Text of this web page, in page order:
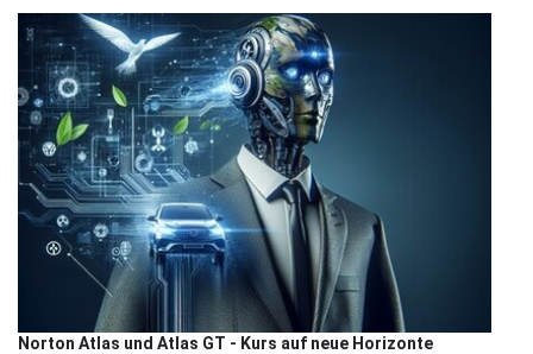
Norton Atlas und Atlas GT - Kurs auf neue Horizonte